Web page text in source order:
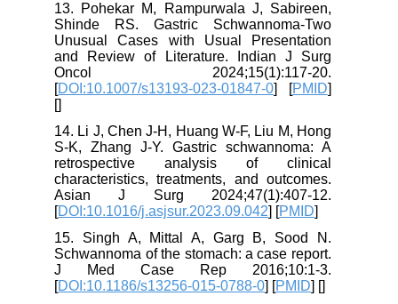
13. Pohekar M, Rampurwala J, Sabireen,
Shinde RS. Gastric Schwannoma-Two
Unusual Cases with Usual Presentation
and Review of Literature. Indian J Surg
Oncol 2024;15(1):117-20.
[DOI:10.1007/s13193-023-01847-0 ] [PMID
14. Li J, Chen J-H, Huang W-F, Liu M, Hong
S-K, Zhang J-Y. Gastric schwannoma: A
retrospective analysis of clinical
characteristics, treatments, and outcomes.
Asian J Surg 2024;47(1):407-12.
[DOI:10.1016/j.asjsur.2023.09.042] [PMID
15. Singh A, Mittal A, Garg B, Sood N.
Schwannoma of the stomach: a case report.
J Med Case Rep 2016;10:1-3.
[DOI:10.1186/s13256-015-0788-0] [PMID] [